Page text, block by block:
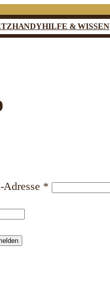
HANDYHILFE & WISSEN
*Erforderlich